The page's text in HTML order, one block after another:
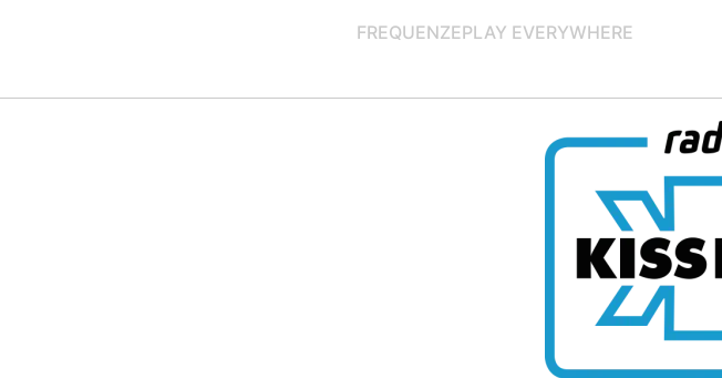
FREQUENZEPLAY EVERYWHERE